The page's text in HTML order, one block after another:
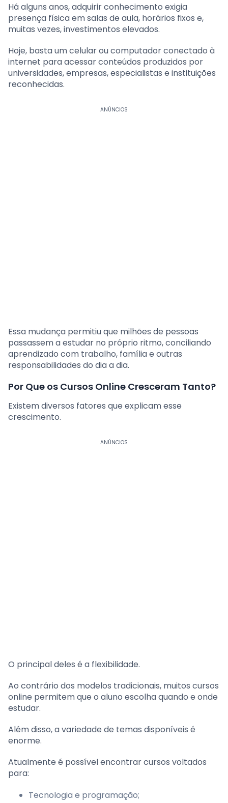
Há alguns anos, adquirir conhecimento exigia
presença física em salas de aula, horários fixos e,
muitas vezes, investimentos elevados.
Hoje, basta um celular ou computador conectado à
internet para acessar conteúdos produzidos por
universidades, empresas, especialistas e instituições
reconhecidas.
ANÚNCIOS
Essa mudança permitiu que milhões de pessoas
passassem a estudar no próprio ritmo, conciliando
aprendizado com trabalho, família e outras
responsabilidades do dia a dia.
Por Que os Cursos Online Cresceram Tanto?
Existem diversos fatores que explicam esse
crescimento.
ANÚNCIOS
O principal deles é a flexibilidade.
Ao contrário dos modelos tradicionais, muitos cursos
online permitem que o aluno escolha quando e onde
estudar.
Além disso, a variedade de temas disponíveis é
enorme.
Atualmente é possível encontrar cursos voltados
para:
Tecnologia e programação;